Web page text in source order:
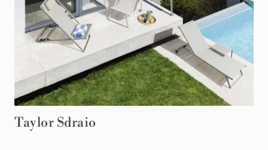
Taylor Sdraio